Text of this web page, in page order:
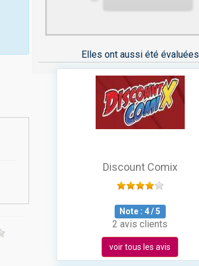
Elles ont aussi été évaluées
Discount Comix
Note : 4/5
2 avis clients
voir tous les avis